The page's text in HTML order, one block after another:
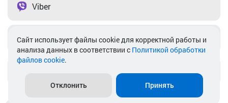
Viber
Telegram
Cайт использует файлы cookie для корректной работы и
анализа данных в соответствии с Политикой обработки
файлов cookie.
Отклонить Принять